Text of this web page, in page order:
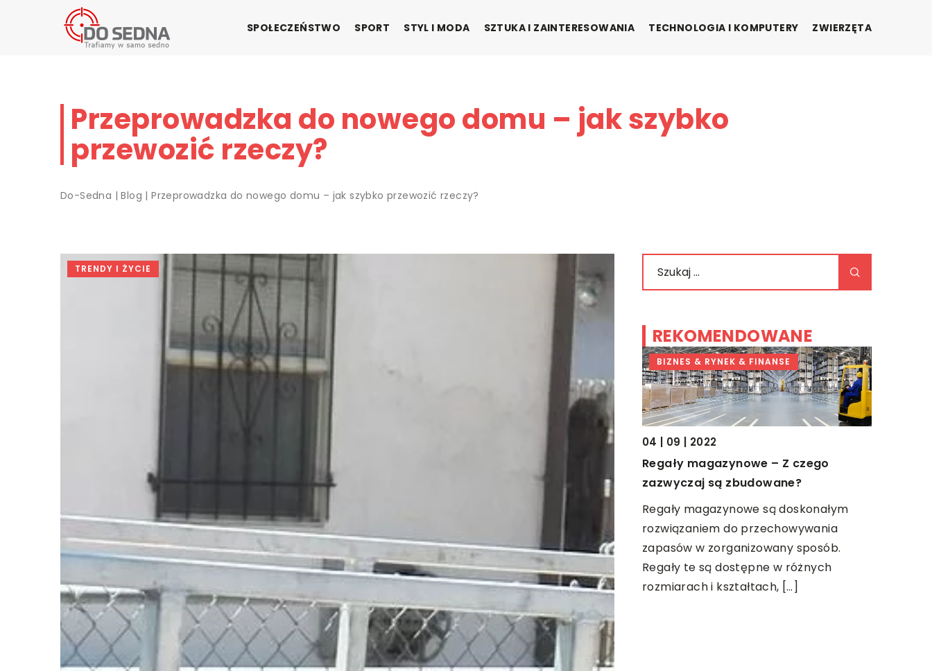
SPOŁECZEŃSTWO SPORT STYL I MODA SZTUKA I ZAINTERESOWANIA TECHNOLOGIA I KOMPUTERY ZWIERZĘTA
Przeprowadzka do nowego domu – jak szybko
przewozić rzeczy?
Do-Sedna |Blog |Przeprowadzka do nowego domu – jak szybko przewozić rzeczy?
TRENDY I ŻYCIE
REKOMENDOWANE
DOM I WNĘTRZE
11 | 05 | 2019
Stylowa łazienka – jak ją urządzić?
Nie tylko kąt do spania Współczesny
dom albo mieszkanie to nie tylko
miejsce, które ma nam zapewnić
podstawowe warunki do […]
Zabawki dla przedszkolaka
Kwestia dopasowania zabawek do
wieku dziecka stanowi nie lada
wyzwanie. Każdy chce by dane
przedmioty jak najbardziej spodobały
się maluchowi […]
BIZNES & RYNEK & FINANSE
04 | 09 | 2022
Regały magazynowe – Z czego
zazwyczaj są zbudowane?
Regały magazynowe są doskonałym
rozwiązaniem do przechowywania
zapasów w zorganizowany sposób.
Regały te są dostępne w różnych
rozmiarach i kształtach, […]